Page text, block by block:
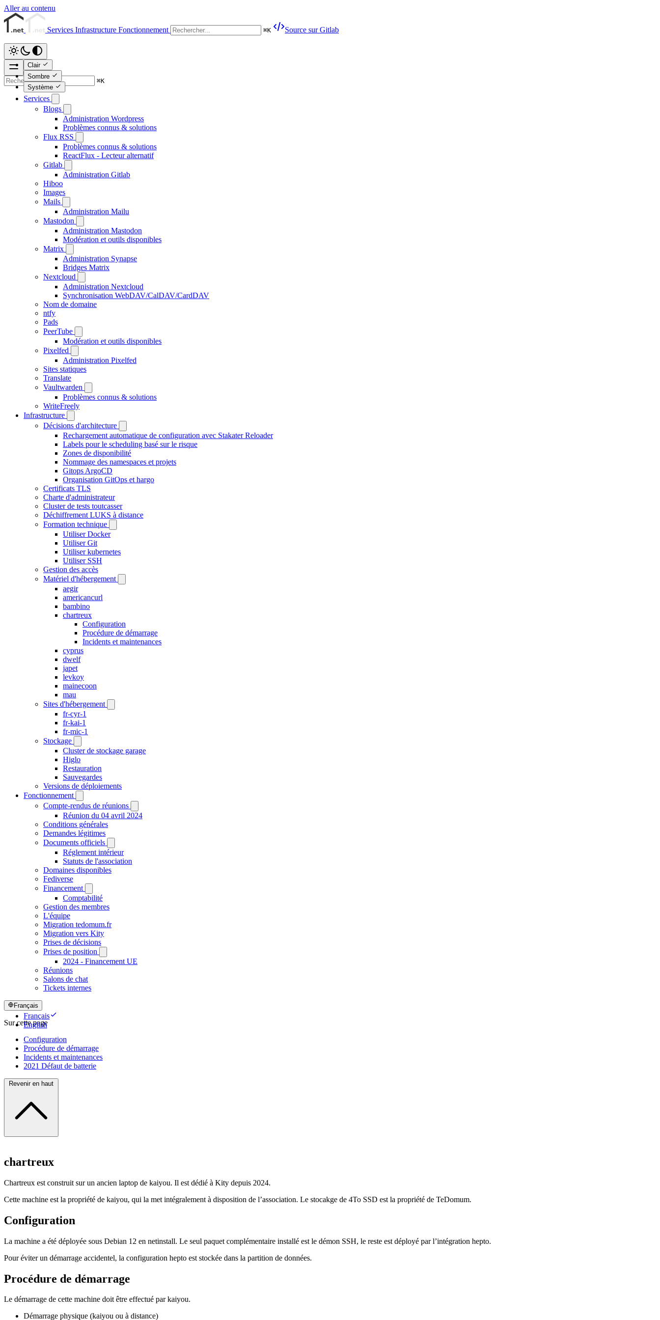
Aller au contenu
Services Infrastructure Fonctionnement ⌘K Source sur Gitlab
Clair
Sombre
Système
⌘K
Services
Blogs
Administration Wordpress
Problèmes connus & solutions
Flux RSS
Problèmes connus & solutions
ReactFlux - Lecteur alternatif
Gitlab
Administration Gitlab
Hiboo
Images
Mails
Administration Mailu
Mastodon
Administration Mastodon
Modération et outils disponibles
Matrix
Administration Synapse
Bridges Matrix
Nextcloud
Administration Nextcloud
Synchronisation WebDAV/CalDAV/CardDAV
Nom de domaine
ntfy
Pads
PeerTube
Modération et outils disponibles
Pixelfed
Administration Pixelfed
Sites statiques
Translate
Vaultwarden
Problèmes connus & solutions
WriteFreely
Infrastructure
Décisions d'architecture
Rechargement automatique de configuration avec Stakater Reloader
Labels pour le scheduling basé sur le risque
Zones de disponibilité
Nommage des namespaces et projets
Gitops ArgoCD
Organisation GitOps et hargo
Certificats TLS
Charte d'administrateur
Cluster de tests toutcasser
Déchiffrement LUKS à distance
Formation technique
Utiliser Docker
Utiliser Git
Utiliser kubernetes
Utiliser SSH
Gestion des accès
Matériel d'hébergement
aegir
americancurl
bambino
chartreux
Configuration
Procédure de démarrage
Incidents et maintenances
cyprus
dwelf
japet
levkoy
mainecoon
mau
Sites d'hébergement
fr-cyr-1
fr-kai-1
fr-mic-1
Stockage
Cluster de stockage garage
Higlo
Restauration
Sauvegardes
Versions de déploiements
Fonctionnement
Compte-rendus de réunions
Réunion du 04 avril 2024
Conditions générales
Demandes légitimes
Documents officiels
Réglement intérieur
Statuts de l'association
Domaines disponibles
Fediverse
Financement
Comptabilité
Gestion des membres
L'équipe
Migration tedomum.fr
Migration vers Kity
Prises de décisions
Prises de position
2024 - Financement UE
Réunions
Salons de chat
Tickets internes
Français
Français
English
Sur cette page
Configuration
Procédure de démarrage
Incidents et maintenances
2021 Défaut de batterie
Revenir en haut
chartreux
Chartreux est construit sur un ancien laptop de kaiyou. Il est dédié à Kity depuis 2024.
Cette machine est la propriété de kaiyou, qui la met intégralement à disposition de l’association. Le stocakge de 4To SSD est la propriété de TeDomum.
Configuration
La machine a été déployée sous Debian 12 en netinstall. Le seul paquet complémentaire installé est le démon SSH, le reste est déployé par l’intégration hepto.
Pour éviter un démarrage accidentel, la configuration hepto est stockée dans la partition de données.
Procédure de démarrage
Le démarrage de cette machine doit être effectué par kaiyou.
Démarrage physique (kaiyou ou à distance)